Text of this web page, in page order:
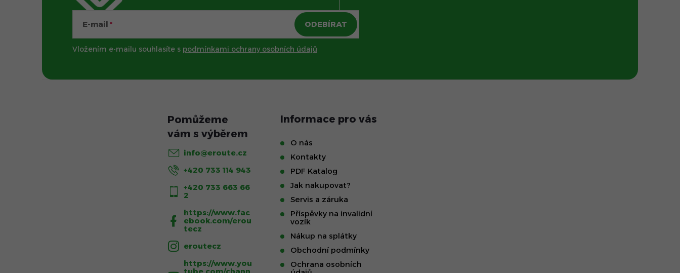
E-mail
Vložením e-mailu souhlasíte s podmínkami ochrany osobních údajů
ODEBÍRAT
info@eroute.cz
+420 733 114 943
+420 733 663 66
2
https://www.fac
ebook.com/erou
tecz
eroutecz
https://www.you
Informace pro vás
O nás
Kontakty
PDF Katalog
Jak nakupovat?
Servis a záruka
Příspěvky na invalidní
vozík
Nákup na splátky
Obchodní podmínky
Ochrana osobních